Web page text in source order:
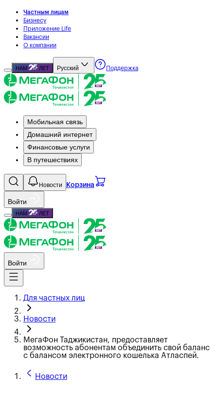
Частным лицам
Бизнесу
Приложение Life
Вакансии
О компании
НАМ ЛЕТ Русский Поддержка
Мобильная связь
Домашний интернет
Финансовые услуги
В путешествиях
Новости Корзина
Войти
НАМ ЛЕТ
Войти
Для частных лиц
Новости
МегаФон Таджикистан, предоставляет
возможность абонентам объединить свой баланс
с балансом электронного кошелька Атласпей.
Новости